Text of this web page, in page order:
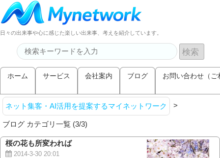
日々の出来事や心に感じた楽しい出来事、考えを紹介しています。
ホーム サービス 会社案内 ブログ お問い合わせ（
ネット集客・AI活用を提案するマイネットワーク >
ブログ カテゴリ一覧 (3/3)
桜の花も所変われば
2014-3-30 20:01